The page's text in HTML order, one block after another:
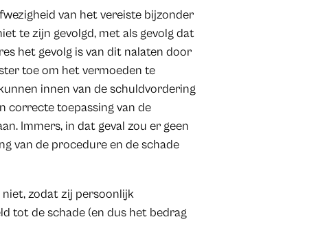
van het vereiste bijzonder
te zijn gevolgd, met als gevolg dat
het gevolg is van dit nalaten door
toe om het vermoeden te
innen van de schuldvordering
correcte toepassing van de
Immers, in dat geval zou er geen
van de procedure en de schade
zodat zij persoonlijk
tot de schade (en dus het bedrag